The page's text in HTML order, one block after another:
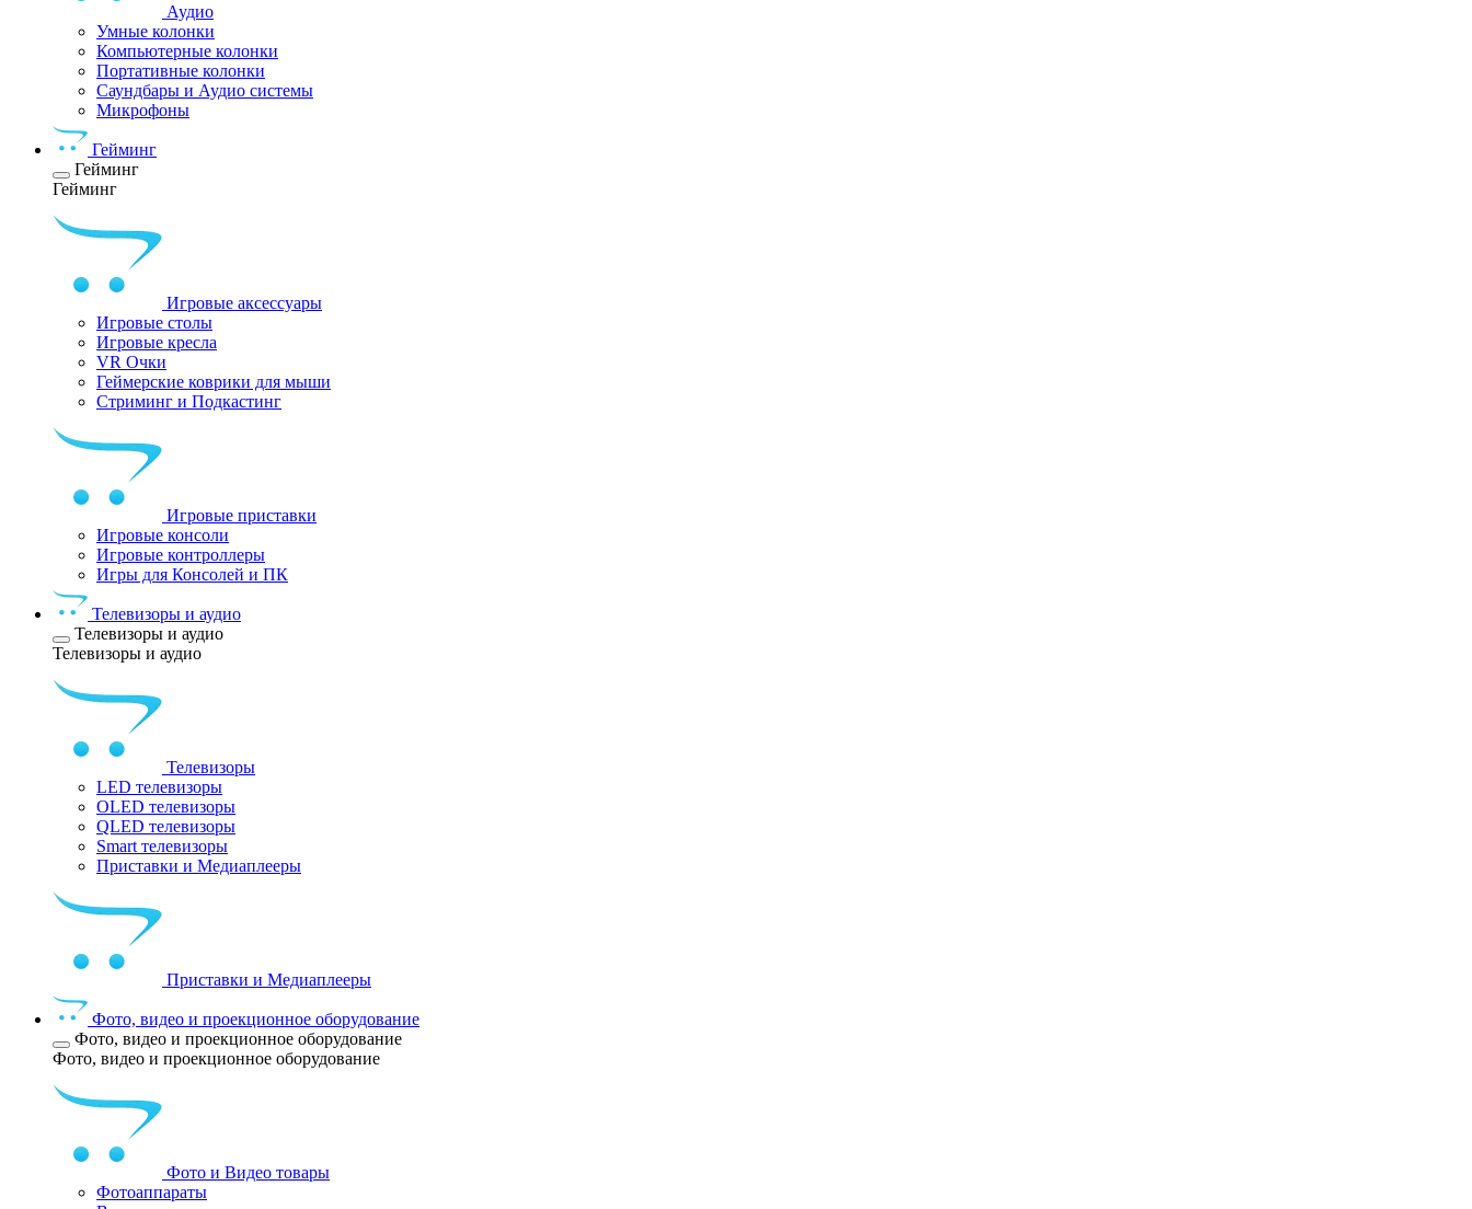
Аудио
Умные колонки
Компьютерные колонки
Портативные колонки
Саундбары и Аудио системы
Микрофоны
Гейминг
Гейминг
Гейминг
Игровые аксессуары
Игровые столы
Игровые кресла
VR Очки
Геймерские коврики для мыши
Стриминг и Подкастинг
Игровые приставки
Игровые консоли
Игровые контроллеры
Игры для Консолей и ПК
Телевизоры и аудио
Телевизоры и аудио
Телевизоры и аудио
Телевизоры
LED телевизоры
OLED телевизоры
QLED телевизоры
Smart телевизоры
Приставки и Медиаплееры
Приставки и Медиаплееры
Фото, видео и проекционное оборудование
Фото, видео и проекционное оборудование
Фото, видео и проекционное оборудование
Фото и Видео товары
Фотоаппараты